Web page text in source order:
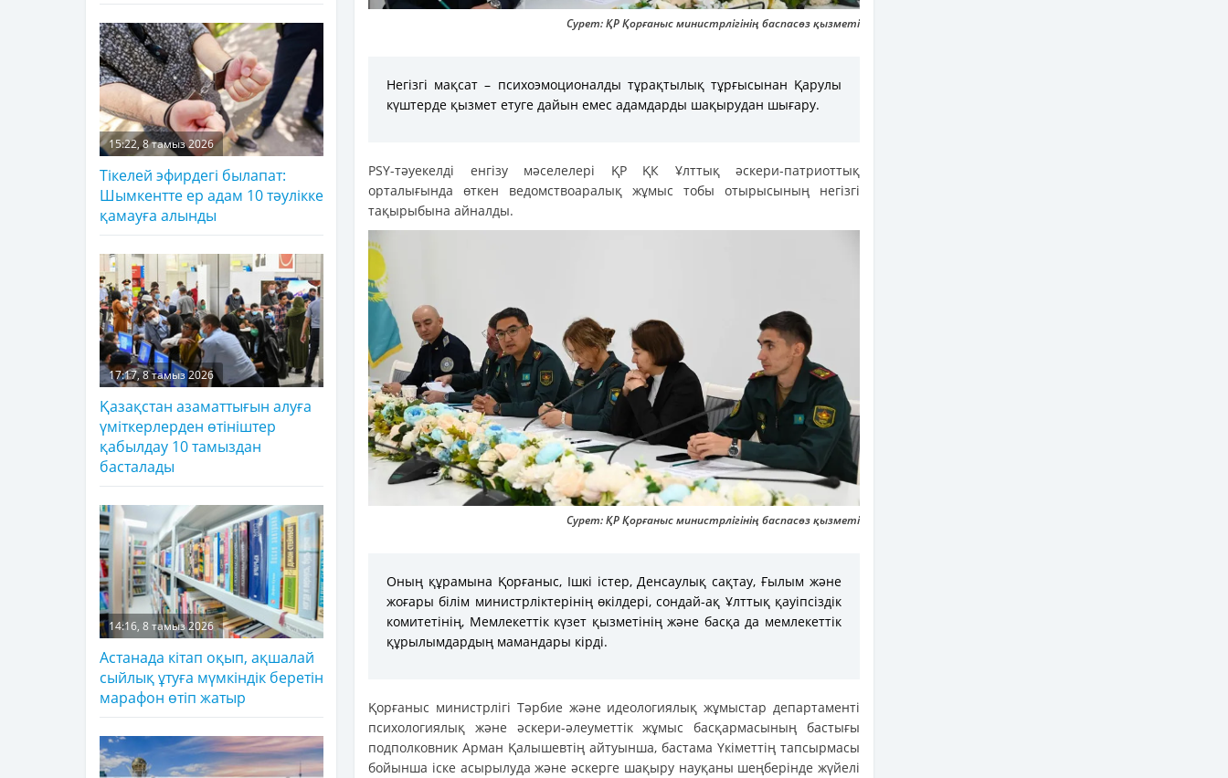
Сурет: ҚР Қорғаныс министрлігінің баспасөз қызметі
Негізгі мақсат – психоэмоционалды тұрақтылық тұрғысынан Қарулы
күштерде қызмет етуге дайын емес адамдарды шақырудан шығару.
PSY-тәуекелді енгізу мәселелері ҚР ҚК Ұлттық әскери-патриоттық
орталығында өткен ведомствоаралық жұмыс тобы отырысының негізгі
тақырыбына айналды.
Сурет: ҚР Қорғаныс министрлігінің баспасөз қызметі
Оның құрамына Қорғаныс, Ішкі істер, Денсаулық сақтау, Ғылым және
жоғары білім министрліктерінің өкілдері, сондай-ақ Ұлттық қауіпсіздік
комитетінің, Мемлекеттік күзет қызметінің және басқа да мемлекеттік
құрылымдардың мамандары кірді.
Қорғаныс министрлігі Тәрбие және идеологиялық жұмыстар департаменті
психологиялық және әскери-әлеуметтік жұмыс басқармасының бастығы
подполковник Арман Қалышевтің айтуынша, бастама Үкіметтің тапсырмасы
бойынша іске асырылуда және әскерге шақыру науқаны шеңберінде жүйелі
15:22, 8 тамыз 2026
Тікелей эфирдегі былапат:
Шымкентте ер адам 10 тәулікке
қамауға алынды
17:17, 8 тамыз 2026
Қазақстан азаматтығын алуға
үміткерлерден өтініштер
қабылдау 10 тамыздан
басталады
14:16, 8 тамыз 2026
Астанада кітап оқып, ақшалай
сыйлық ұтуға мүмкіндік беретін
марафон өтіп жатыр